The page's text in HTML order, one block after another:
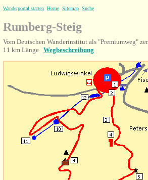
Wanderportal starten Home Sitemap Suche
Rumberg-Steig
Vom Deutschen Wanderinstitut als "Premiumweg"
11 km Länge Wegbeschreibung